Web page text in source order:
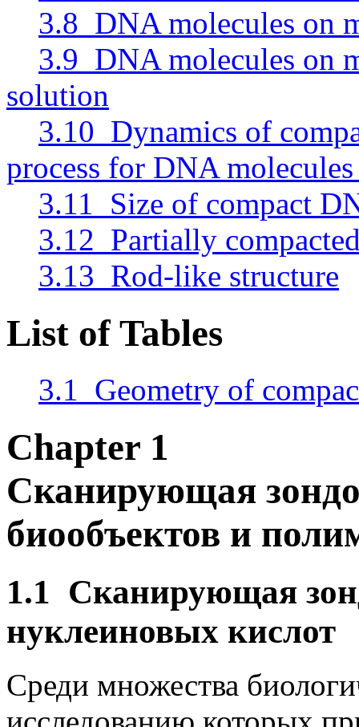
3.8 DNA molecules on
3.9 DNA molecules on
solution
3.10 Dynamics of
process for DNA
3.11 Size of compact
3.12 Partially
3.13 Rod-like structure
List of Tables
3.1 Geometry of
Chapter 1
Сканирующая
биообъектов и
1.1 Сканирующая
нуклеиновых кислот
Среди множества